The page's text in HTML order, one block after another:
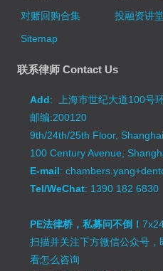
对赌回购合集
投融资讲
Sitemap
联系律师 Contact Us
Add: 上海市世纪大道100号
邮编:200120
9th/24th/25th Floor,
100 Century Avenue,
E-mail:
Tel/WeChat: 1390 182 6830
PE法律桥，私募问不倒！
扫描并关注下方微信公众号，
看怎么咨询